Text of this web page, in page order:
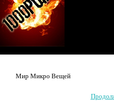
Мир Микро Вещей